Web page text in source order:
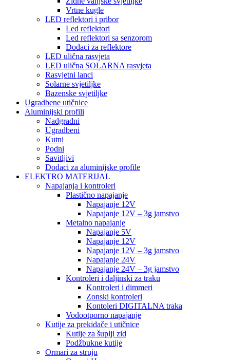
Vrtne kugle
LED reflektori i pribor
Led reflektori
Led reflektori sa senzorom
Dodaci za reflektore
LED ulična rasvjeta
LED ulična SOLARNA rasvjeta
Rasvjetni lanci
Solarne svjetiljke
Bazenske svjetiljke
Ugradbene utičnice
Aluminijski profili
Nadgradni
Ugradbeni
Kutni
Podni
Savitljivi
Dodaci za aluminijske profile
ELEKTRO MATERIJAL
Napajanja i kontroleri
Plastično napajanje
Napajanje 12V
Napajanje 12V – 3g jamstvo
Metalno napajanje
Napajanje 5V
Napajanje 12V
Napajanje 12V – 3g jamstvo
Napajanje 24V
Napajanje 24V – 3g jamstvo
Kontroleri i daljinski za traku
Kontroleri i dimmeri
Zonski kontroleri
Kontoleri DIGITALNA traka
Vodootporno napajanje
Kutije za prekidače i utičnice
Kutije za šuplji zid
Podžbukne kutije
Ormari za struju